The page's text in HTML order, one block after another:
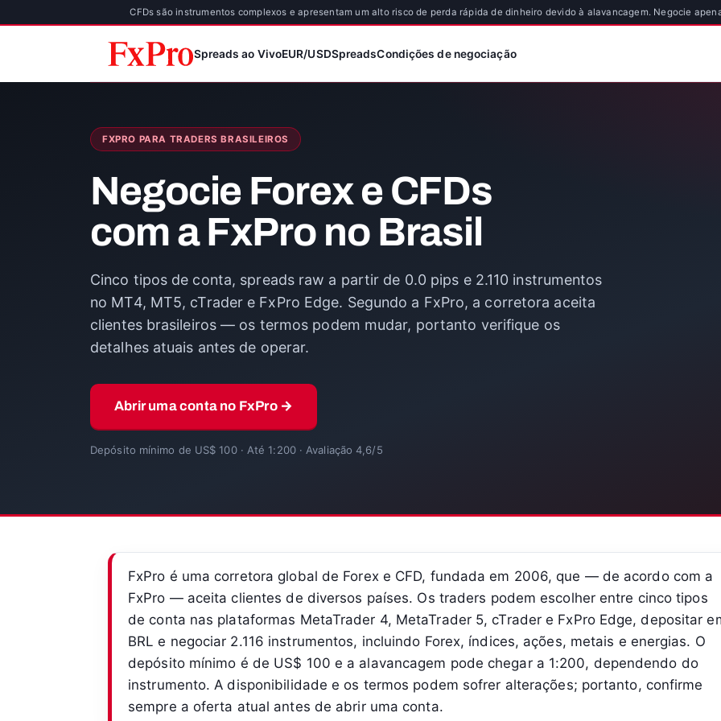
CFDs são instrumentos complexos e apresentam um alto risco de perda rápida de dinheiro devido à alavancagem. Negocie
Spreads ao VivoEUR/USDSpreadsCondições de negociação
FXPRO PARA TRADERS BRASILEIROS
Negocie Forex e CFDs
com a FxPro no Brasil
Cinco tipos de conta, spreads raw a partir de 0.0 pips e 2.110 instrumentos
no MT4, MT5, cTrader e FxPro Edge. Segundo a FxPro, a corretora aceita
clientes brasileiros — os termos podem mudar, portanto verifique os
detalhes atuais antes de operar.
Abrir uma conta no FxPro →
Depósito mínimo de US$ 100 · Até 1:200 · Avaliação 4,6/5
FxPro é uma corretora global de Forex e CFD, fundada em 2006, que — de acordo com a
FxPro — aceita clientes de diversos países. Os traders podem escolher entre cinco tipos
de conta nas plataformas MetaTrader 4, MetaTrader 5, cTrader e FxPro Edge, depositar
BRL e negociar 2.116 instrumentos, incluindo Forex, índices, ações, metais e energias. O
depósito mínimo é de US$ 100 e a alavancagem pode chegar a 1:200, dependendo do
instrumento. A disponibilidade e os termos podem sofrer alterações; portanto, confirme
sempre a oferta atual antes de abrir uma conta.